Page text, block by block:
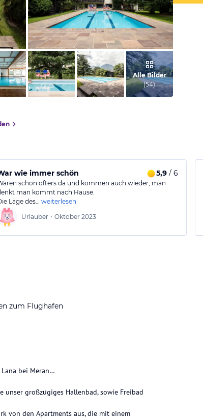
vom Hotelier, Juni 2017
Alle Bilder
(54)
wie immer schön 5,9/ 6
schon öfters da und kommen auch wieder, man
man kommt nach Hause.
Lage des… weiterlesen
Urlauber • Oktober 2023
zum Flughafen
bei Meran…
unser großzügiges Hallenbad, sowie Freibad
von den Apartments aus, die mit einem